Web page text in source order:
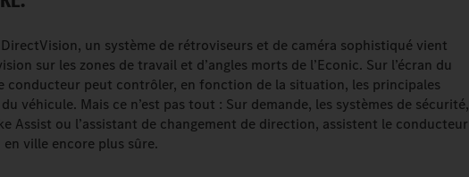
un système de rétroviseurs et de caméra sophistiqué vient
sur les zones de travail et d’angles morts de l’Econic. Sur l’écran du
conducteur peut contrôler, en fonction de la situation, les principales
véhicule. Mais ce n’est pas tout : Sur demande, les systèmes de sécurité,
Assist ou l’assistant de changement de direction, assistent le conducteur
ville encore plus sûre.